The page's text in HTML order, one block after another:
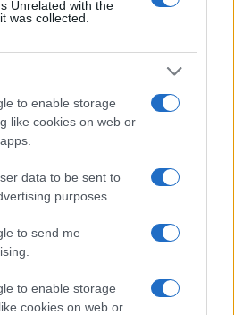
Unrelated with the
was collected.
to enable storage
like cookies on web or
data to be sent to
purposes.
to send me
to enable storage
cookies on web or